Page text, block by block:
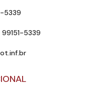
5339
5339